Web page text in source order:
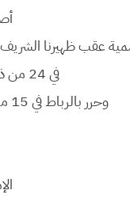
في 24 من ذي الحجة 1416 (13 ماي 1996).
وحرر بالرباط في 15 من ربيع الأول 1417 (فاتح أغسطس 1996).